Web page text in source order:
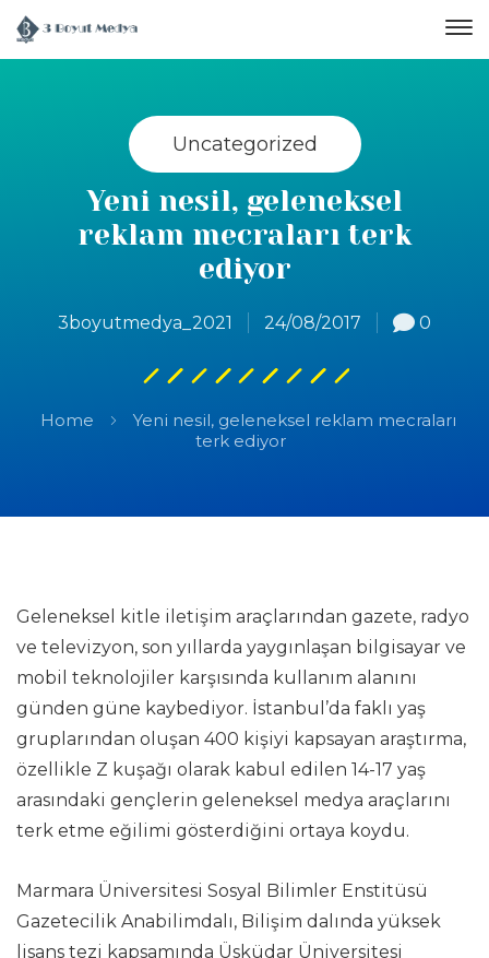
Uncategorized
Yeni nesil, geleneksel
reklam mecraları terk
ediyor
3boyutmedya_2021 24/08/2017 0
Home
Yeni nesil, geleneksel reklam mecraları
terk ediyor
Geleneksel kitle iletişim araçlarından gazete, radyo
ve televizyon, son yıllarda yaygınlaşan bilgisayar ve
mobil teknolojiler karşısında kullanım alanını
günden güne kaybediyor. İstanbul’da faklı yaş
gruplarından oluşan 400 kişiyi kapsayan araştırma,
özellikle Z kuşağı olarak kabul edilen 14-17 yaş
arasındaki gençlerin geleneksel medya araçlarını
terk etme eğilimi gösterdiğini ortaya koydu.
Marmara Üniversitesi Sosyal Bilimler Enstitüsü
Gazetecilik Anabilimdalı, Bilişim dalında yüksek
lisans tezi kapsamında Üsküdar Üniversitesi